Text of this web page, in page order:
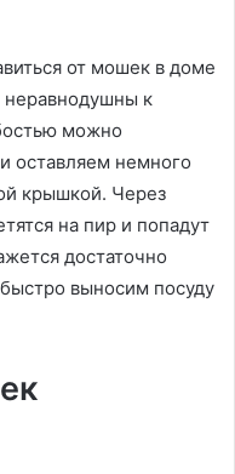
от мошек в доме
неравнодушны к
можно
оставляем немного
крышкой. Через
на пир и попадут
достаточно
выносим посуду